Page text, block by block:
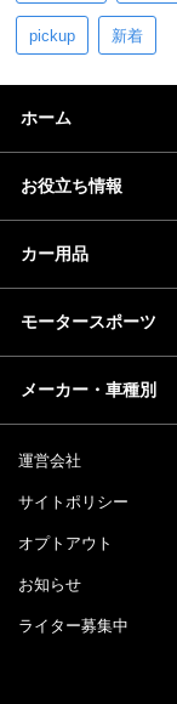
pickup 新着
ホーム
お役立ち情報
カー用品
モータースポーツ
メーカー・車種別
運営会社
サイトポリシー
オプトアウト
お知らせ
ライター募集中